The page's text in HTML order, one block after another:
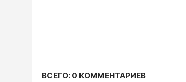
ВСЕГО: 0 КОММЕНТАРИЕВ